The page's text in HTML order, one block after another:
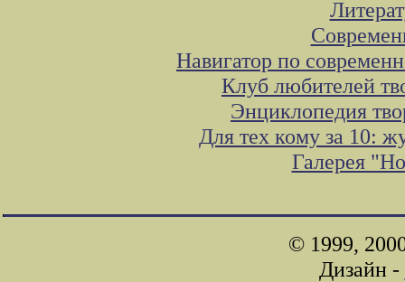
Навигатор по
Клуб любителей
Энциклопедия
Для тех кому за 10:
Галерея
© 1999,
Дизайн -